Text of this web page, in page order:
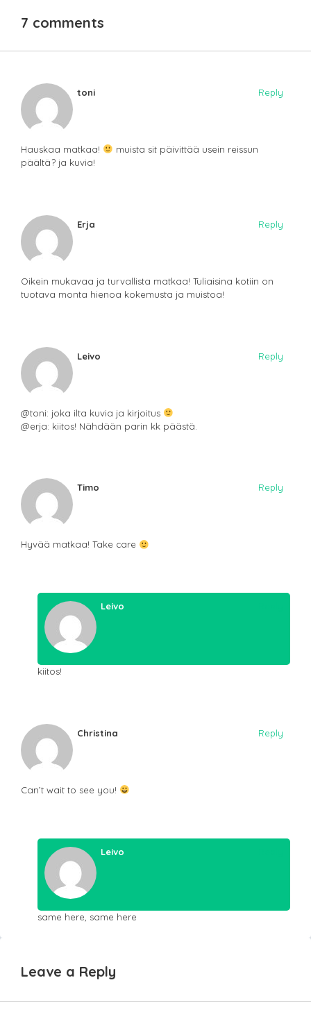
7 comments
toni
Hauskaa matkaa!
muista sit päivittää usein reissun
päältä? ja kuvia!
Reply
Erja
Oikein mukavaa ja turvallista matkaa! Tuliaisina kotiin on
tuotava monta hienoa kokemusta ja muistoa!
Reply
Leivo
@toni: joka ilta kuvia ja kirjoitus
@erja: kiitos! Nähdään parin kk päästä.
Reply
Timo
Hyvää matkaa! Take care
Reply
Leivo
kiitos!
Christina
Can’t wait to see you!
Reply
Leivo
same here, same here
Leave a Reply